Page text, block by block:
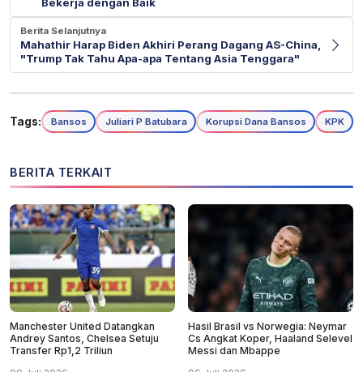
Bekerja dengan Baik
Berita Selanjutnya
Mahathir Harap Biden Akhiri Perang Dagang AS-China,
"Trump Tak Tahu Apa-apa Tentang Asia Tenggara"
Tags: Bansos Juliari P Batubara Korupsi Dana Bansos KPK
BERITA TERKAIT
Manchester United Datangkan
Andrey Santos, Chelsea Setuju
Transfer Rp1,2 Triliun
Hasil Brasil vs Norwegia: Neymar
Cs Angkat Koper, Haaland Selevel
Messi dan Mbappe